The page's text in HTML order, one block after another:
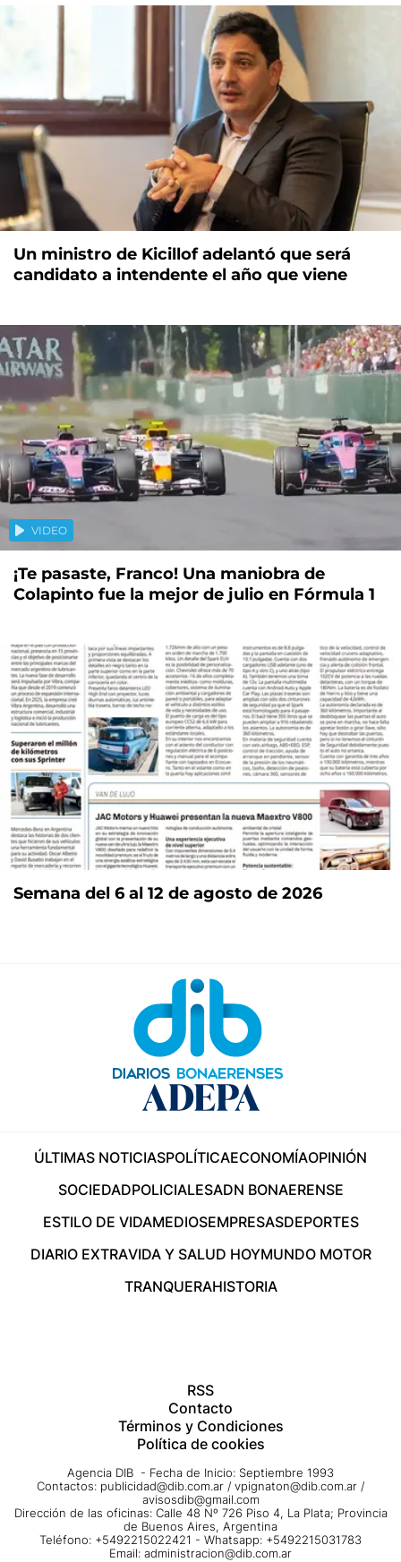
Un ministro de Kicillof adelantó que será
candidato a intendente el año que viene
VIDEO
¡Te pasaste, Franco! Una maniobra de
Colapinto fue la mejor de julio en Fórmula 1
Semana del 6 al 12 de agosto de 2026
ÚLTIMAS NOTICIASPOLÍTICAECONOMÍAOPINIÓN
SOCIEDADPOLICIALESADN BONAERENSE
ESTILO DE VIDAMEDIOSEMPRESASDEPORTES
DIARIO EXTRAVIDA Y SALUD HOYMUNDO MOTOR
TRANQUERAHISTORIA
RSS
Contacto
Términos y Condiciones
Política de cookies
Agencia DIB - Fecha de Inicio: Septiembre 1993
Contactos: publicidad@dib.com.ar / vpignaton@dib.com.ar /
avisosdib@gmail.com
Dirección de las oficinas: Calle 48 Nº 726 Piso 4, La Plata; Provincia
de Buenos Aires, Argentina
Teléfono: +5492215022421 - Whatsapp: +5492215031783
Email: administracion@dib.com.ar